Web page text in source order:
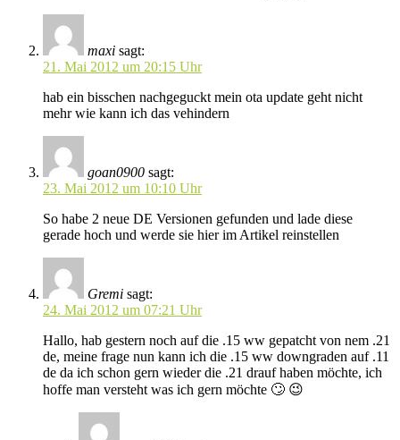
maxi sagt:
21. Mai 2012 um 20:15 Uhr
hab ein bisschen nachgeguckt mein ota update geht nicht
mehr wie kann ich das vehindern
goan0900 sagt:
23. Mai 2012 um 10:10 Uhr
So habe 2 neue DE Versionen gefunden und lade diese
gerade hoch und werde sie hier im Artikel reinstellen
Gremi sagt:
24. Mai 2012 um 07:21 Uhr
Hallo, hab gestern noch auf die .15 ww gepatcht von nem .21
de, meine frage nun kann ich die .15 ww downgraden auf .11
de da ich schon gern wieder die .21 drauf haben möchte, ich
hoffe man versteht was ich gern möchte 🙄 😉